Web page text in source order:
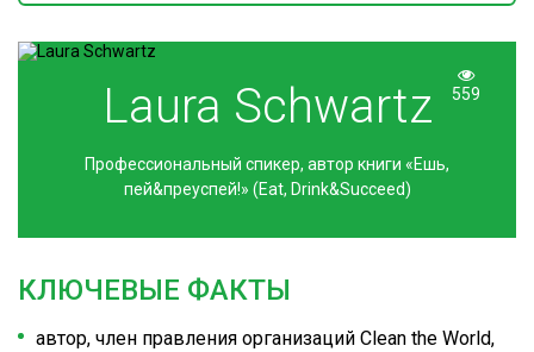
559
Laura Schwartz
Профессиональный спикер, автор книги «Ешь,
пей&преуспей!» (Eat, Drink&Succeed)
КЛЮЧЕВЫЕ ФАКТЫ
автор, член правления организаций Clean the World,